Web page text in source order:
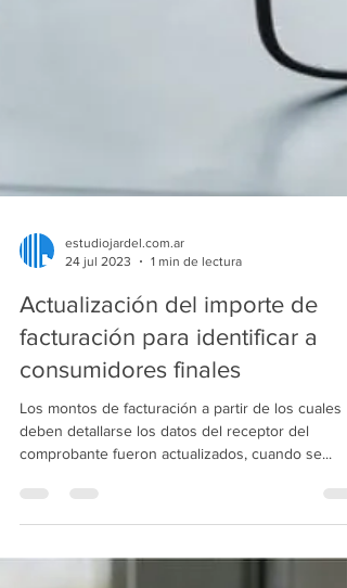
estudiojardel.com.ar
24 jul 2023
1 min de lectura
Actualización del importe de
facturación para identificar a
consumidores finales
deben detallarse los datos del receptor del
comprobante fueron actualizados, cuando se...